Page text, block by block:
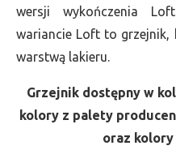
wersji wykończenia
wariancie Loft to grzejnik,
warstwą lakieru.
Grzejnik dostępny w
kolory z palety
oraz kolory